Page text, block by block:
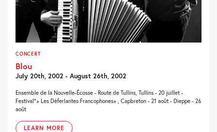
CONCERT
Blou
July 20th, 2002 - August 26th, 2002
Ensemble de la Nouvelle-Écosse - Route de Tullins, Tullins - 20 juillet -
Festival*» Les Déferlantes Francophones» , Capbreton - 21 août - Dieppe - 26
août
LEARN MORE